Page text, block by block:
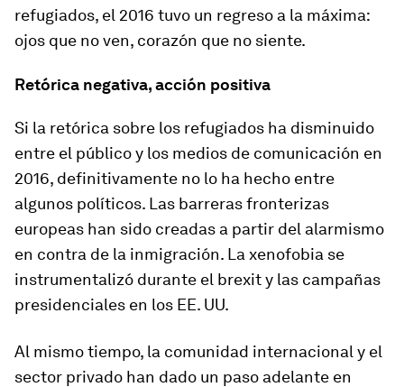
refugiados, el 2016 tuvo un regreso a la máxima:
ojos que no ven, corazón que no siente.
Retórica negativa, acción positiva
Si la retórica sobre los refugiados ha disminuido
entre el público y los medios de comunicación en
2016, definitivamente no lo ha hecho entre
algunos políticos. Las barreras fronterizas
europeas han sido creadas a partir del alarmismo
en contra de la inmigración. La xenofobia se
instrumentalizó durante el brexit y las campañas
presidenciales en los EE. UU.
Al mismo tiempo, la comunidad internacional y el
sector privado han dado un paso adelante en